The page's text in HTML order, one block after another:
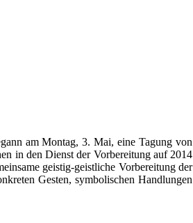
am Montag, 3. Mai, eine Tagung von
in den Dienst der Vorbereitung auf 2014
geistig-geistliche Vorbereitung der
Gesten, symbolischen Handlungen